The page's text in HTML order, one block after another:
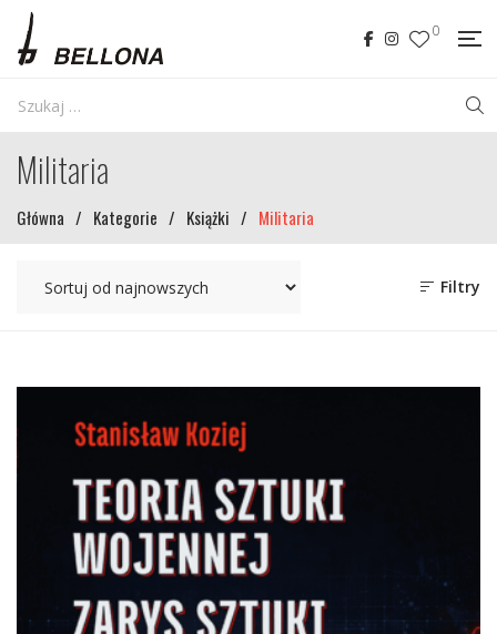
0
Militaria
Główna / Kategorie / Książki / Militaria
Filtry